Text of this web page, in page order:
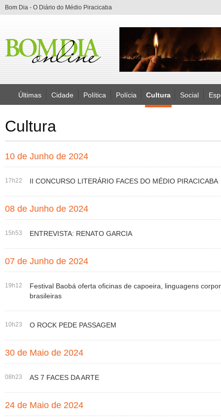
Bom Dia - O Diário do Médio Piracicaba
Últimas Cidade Política Polícia Cultura Social
Cultura
10 de Junho de 2024
17h22 II CONCURSO LITERÁRIO FACES DO MÉDIO PIRACICABA
08 de Junho de 2024
15h53 ENTREVISTA: RENATO GARCIA
07 de Junho de 2024
19h12
Festival Baobá oferta oficinas de capoeira, linguagens
brasileiras
10h23 O ROCK PEDE PASSAGEM
30 de Maio de 2024
08h23 AS 7 FACES DA ARTE
24 de Maio de 2024